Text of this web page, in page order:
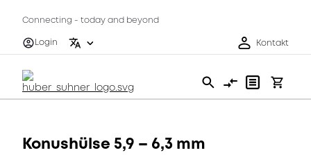
Connecting - today and beyond
Login
Kontakt
Konushülse 5,9 – 6,3 mm